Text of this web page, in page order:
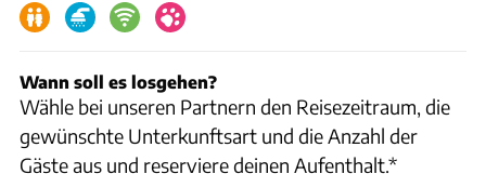
Wann soll es losgehen?
Wähle bei unseren Partnern den Reisezeitraum, die
gewünschte Unterkunftsart und die Anzahl der
Gäste aus und reserviere deinen Aufenthalt.*